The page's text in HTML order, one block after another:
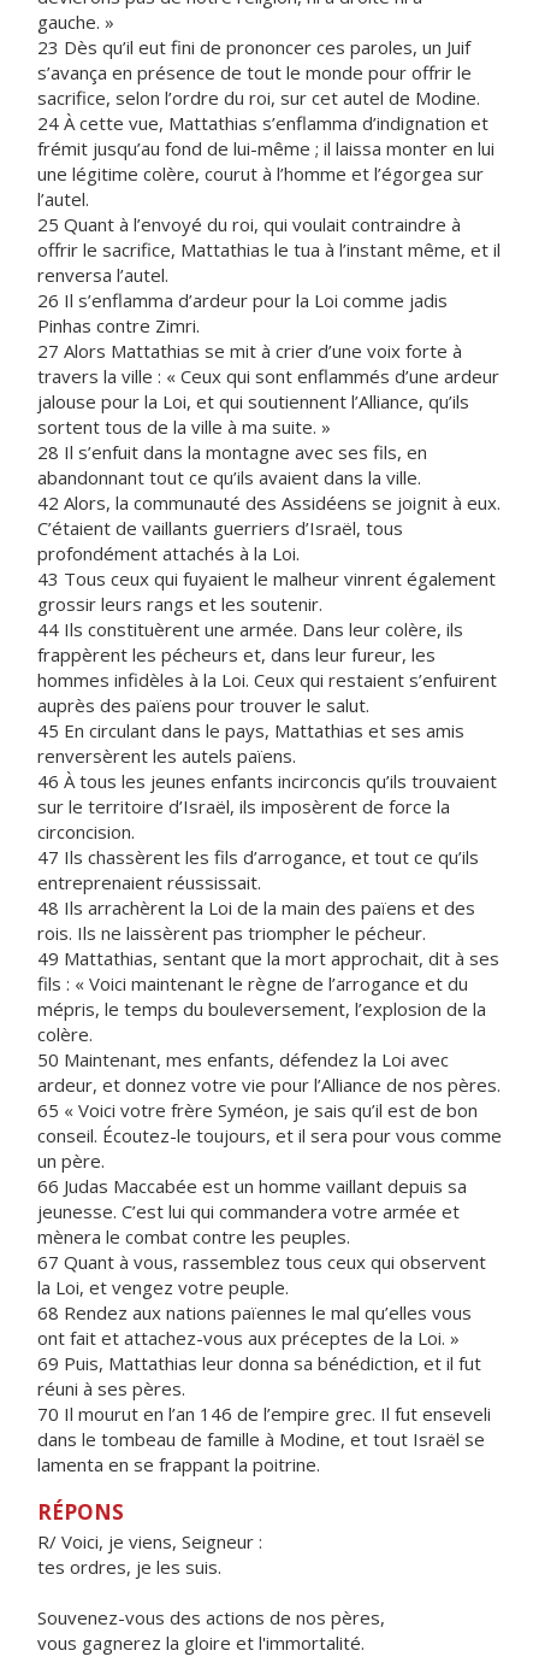
gauche. »
23 Dès qu’il eut fini de prononcer ces paroles, un Juif
s’avança en présence de tout le monde pour offrir le
sacrifice, selon l’ordre du roi, sur cet autel de Modine.
24 À cette vue, Mattathias s’enflamma d’indignation et
frémit jusqu’au fond de lui-même ; il laissa monter en lui
une légitime colère, courut à l’homme et l’égorgea sur
l’autel.
25 Quant à l’envoyé du roi, qui voulait contraindre à
offrir le sacrifice, Mattathias le tua à l’instant même, et il
renversa l’autel.
26 Il s’enflamma d’ardeur pour la Loi comme jadis
Pinhas contre Zimri.
27 Alors Mattathias se mit à crier d’une voix forte à
travers la ville : « Ceux qui sont enflammés d’une ardeur
jalouse pour la Loi, et qui soutiennent l’Alliance, qu’ils
sortent tous de la ville à ma suite. »
28 Il s’enfuit dans la montagne avec ses fils, en
abandonnant tout ce qu’ils avaient dans la ville.
42 Alors, la communauté des Assidéens se joignit à eux.
C’étaient de vaillants guerriers d’Israël, tous
profondément attachés à la Loi.
43 Tous ceux qui fuyaient le malheur vinrent également
grossir leurs rangs et les soutenir.
44 Ils constituèrent une armée. Dans leur colère, ils
frappèrent les pécheurs et, dans leur fureur, les
hommes infidèles à la Loi. Ceux qui restaient s’enfuirent
auprès des païens pour trouver le salut.
45 En circulant dans le pays, Mattathias et ses amis
renversèrent les autels païens.
46 À tous les jeunes enfants incirconcis qu’ils trouvaient
sur le territoire d’Israël, ils imposèrent de force la
circoncision.
47 Ils chassèrent les fils d’arrogance, et tout ce qu’ils
entreprenaient réussissait.
48 Ils arrachèrent la Loi de la main des païens et des
rois. Ils ne laissèrent pas triompher le pécheur.
49 Mattathias, sentant que la mort approchait, dit à ses
fils : « Voici maintenant le règne de l’arrogance et du
mépris, le temps du bouleversement, l’explosion de la
colère.
50 Maintenant, mes enfants, défendez la Loi avec
ardeur, et donnez votre vie pour l’Alliance de nos pères.
65 « Voici votre frère Syméon, je sais qu’il est de bon
conseil. Écoutez-le toujours, et il sera pour vous comme
un père.
66 Judas Maccabée est un homme vaillant depuis sa
jeunesse. C’est lui qui commandera votre armée et
mènera le combat contre les peuples.
67 Quant à vous, rassemblez tous ceux qui observent
la Loi, et vengez votre peuple.
68 Rendez aux nations païennes le mal qu’elles vous
ont fait et attachez-vous aux préceptes de la Loi. »
69 Puis, Mattathias leur donna sa bénédiction, et il fut
réuni à ses pères.
70 Il mourut en l’an 146 de l’empire grec. Il fut enseveli
dans le tombeau de famille à Modine, et tout Israël se
lamenta en se frappant la poitrine.
RÉPONS
R/ Voici, je viens, Seigneur :
tes ordres, je les suis.
Souvenez-vous des actions de nos pères,
vous gagnerez la gloire et l'immortalité.